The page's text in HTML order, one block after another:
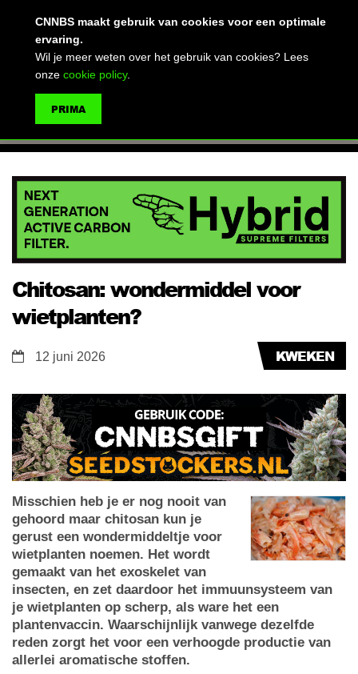
Chitosan: wondermiddel voor
wietplanten?
KWEKEN
12 juni 2026
Misschien heb je er nog nooit van
gehoord maar chitosan kun je
gerust een wondermiddeltje voor
wietplanten noemen. Het wordt
gemaakt van het exoskelet van
insecten, en zet daardoor het immuunsysteem van
je wietplanten op scherp, als ware het een
plantenvaccin. Waarschijnlijk vanwege dezelfde
reden zorgt het voor een verhoogde productie van
allerlei aromatische stoffen.
CNNBS maakt gebruik van cookies voor een optimale
ervaring.
Wil je meer weten over het gebruik van cookies? Lees
onze cookie policy.
PRIMA